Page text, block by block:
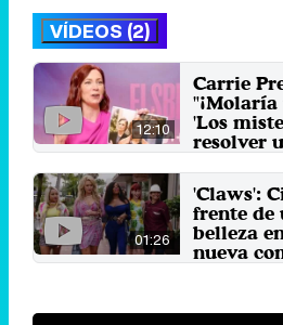
VÍDEOS (2)
12:10
Carrie
'Los
resolver
juntas!"
18 de junio
01:26
'Claws':
frente de
belleza
nueva
de TNT